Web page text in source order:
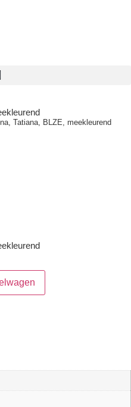
Tatiana, BLZE, meekleurend